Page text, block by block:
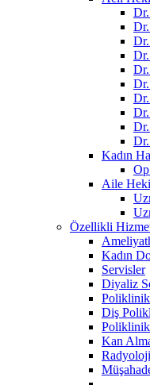
Kadın
Aile
Özellikli
Kadın
Servisler
Diyaliz
Poliklinik
Diş
Poliklinik
Kan